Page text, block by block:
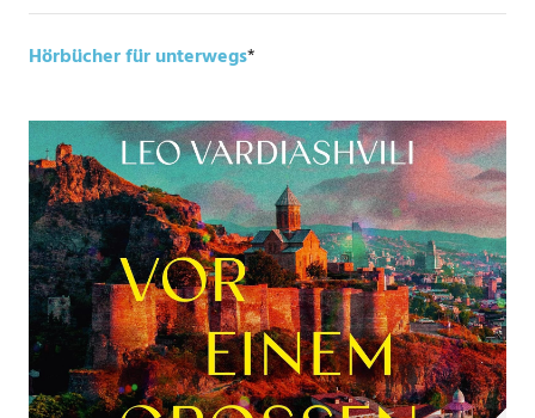
Hörbücher für unterwegs*